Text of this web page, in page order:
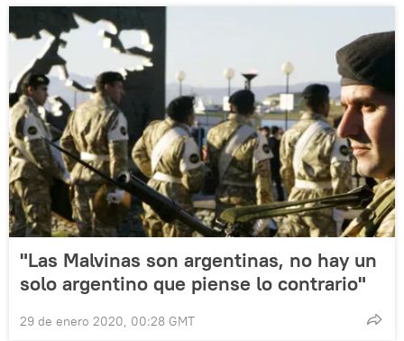
"Las Malvinas son argentinas, no hay un
solo argentino que piense lo contrario"
29 de enero 2020, 00:28 GMT